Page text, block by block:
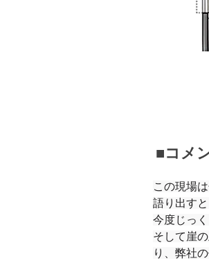
■コメ
この現場
語り出す
今度じっ
そして崖
り、弊社